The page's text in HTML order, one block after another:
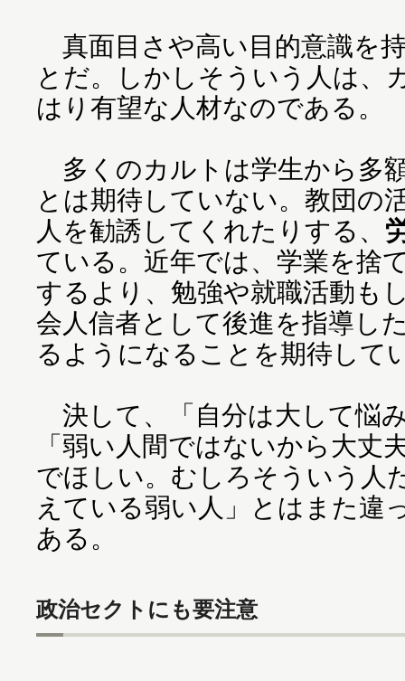
真面目さや高い目的意識を
とだ。しかしそういう人は、
はり有望な人材なのである。
多くのカルトは学生から多
とは期待していない。教団の
人を勧誘してくれたりする、
ている。近年では、学業を捨
するより、勉強や就職活動も
会人信者として後進を指導し
るようになることを期待して
決して、「自分は大して悩
「弱い人間ではないから大丈
でほしい。むしろそういう人
えている弱い人」とはまた違
ある。
政治セクトにも要注意